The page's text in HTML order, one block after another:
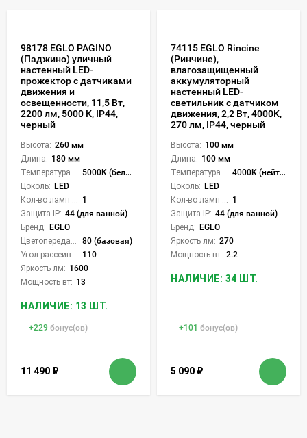
98178 EGLO PAGINO
(Паджино) уличный
настенный LED-
прожектор с датчиками
движения и
освещенности, 11,5 Вт,
2200 лм, 5000 К, IP44,
черный
Высота: 260 мм
Длина: 180 мм
5000K (белый)
Цоколь: LED
1
Защита IP: 44 (для ванной)
Бренд: EGLO
80 (базовая)
110
Яркость лм: 1600
Мощность вт: 13
НАЛИЧИЕ: 13 ШТ.
+229 бонус(ов)
11 490 ₽
74115 EGLO Rincine
(Ринчине),
влагозащищенный
аккумуляторный
настенный LED-
светильник с датчиком
движения, 2,2 Вт, 4000K,
270 лм, IP44, черный
Высота: 100 мм
Длина: 100 мм
4000K (нейтральный)
Цоколь: LED
1
Защита IP: 44 (для ванной)
Бренд: EGLO
Яркость лм: 270
Мощность вт: 2.2
НАЛИЧИЕ: 34 ШТ.
+101 бонус(ов)
5 090 ₽